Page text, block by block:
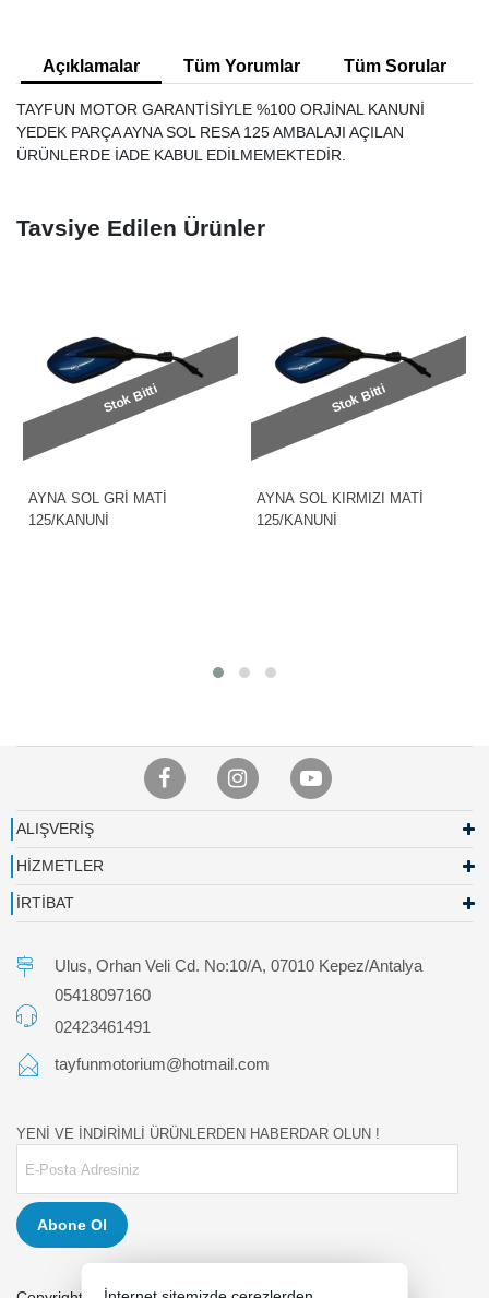
Açıklamalar Tüm Yorumlar Tüm Sorular
TAYFUN MOTOR GARANTİSİYLE %100 ORJİNAL KANUNİ
YEDEK PARÇA AYNA SOL RESA 125 AMBALAJI AÇILAN
ÜRÜNLERDE İADE KABUL EDİLMEMEKTEDİR.
Tavsiye Edilen Ürünler
Stok Bitti
AYNA SOL GRİ MATİ
125/KANUNİ
Stok Bitti
AYNA SOL KIRMIZI MATİ
125/KANUNİ
ALIŞVERİŞ
HİZMETLER
İRTİBAT
Ulus, Orhan Veli Cd. No:10/A, 07010 Kepez/Antalya
05418097160
02423461491
tayfunmotorium@hotmail.com
YENİ VE İNDİRİMLİ ÜRÜNLERDEN HABERDAR OLUN !
Abone Ol